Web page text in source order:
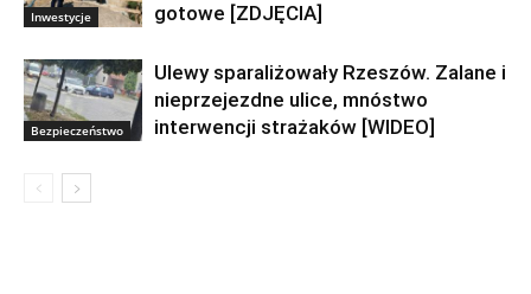
Inwestycje
gotowe [ZDJĘCIA]
Bezpieczeństwo
Ulewy sparaliżowały Rzeszów. Zalane i
nieprzejezdne ulice, mnóstwo
interwencji strażaków [WIDEO]